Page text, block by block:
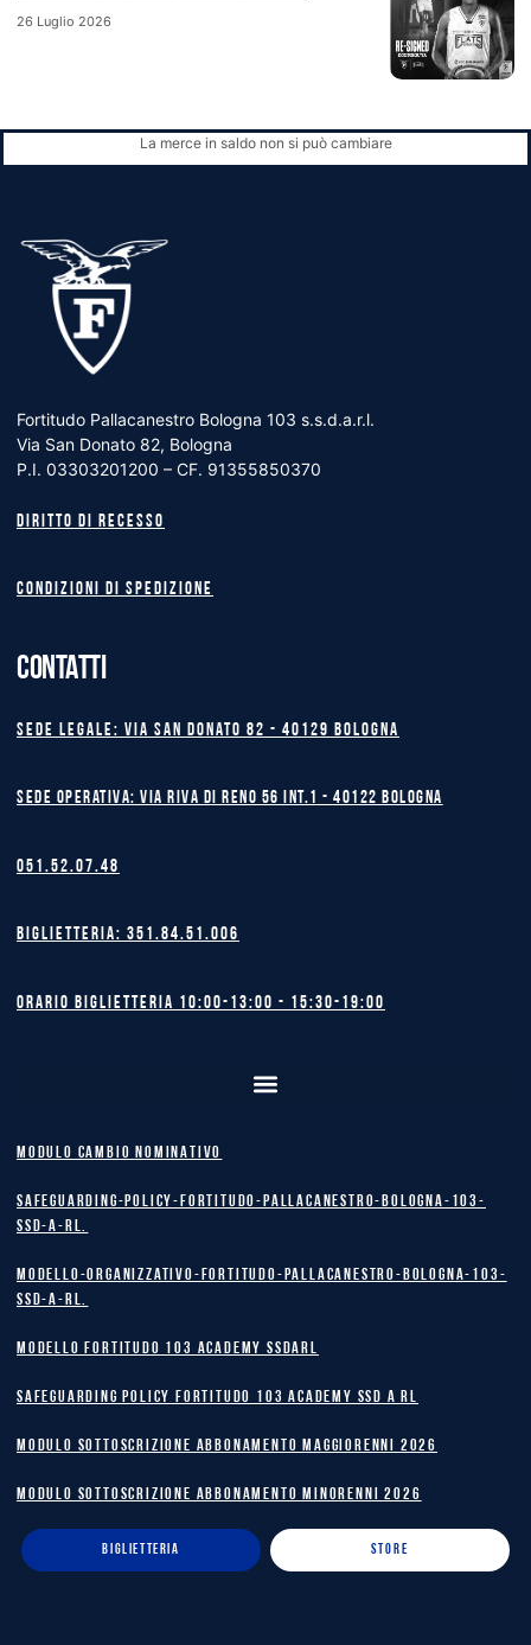
26 Luglio 2026
La merce in saldo non si può cambiare
Fortitudo Pallacanestro Bologna 103 s.s.d.a.r.l.
Via San Donato 82, Bologna
P.I. 03303201200 – CF. 91355850370
Diritto di recesso
Condizioni di spedizione
CONTATTI
Sede legale: Via San Donato 82 - 40129 BOLOGNA
Sede operativa: Via Riva di Reno 56 int.1 - 40122 BOLOGNA
051.52.07.48
Biglietteria: 351.84.51.006
Orario biglietteria 10:00-13:00 - 15:30-19:00
MODULO CAMBIO NOMINATIVO
safeguarding-policy-Fortitudo-Pallacanestro-Bologna-103-
SSD-A-RL.
Modello-Organizzativo-Fortitudo-Pallacanestro-Bologna-103-
SSD-A-RL.
MODELLO FORTITUDO 103 ACADEMY SSDARL
safeguarding policy Fortitudo 103 Academy SSD A RL
MODULO SOTTOSCRIZIONE ABBONAMENTO MAGGIORENNI 2026
MODULO SOTTOSCRIZIONE ABBONAMENTO MINORENNI 2026
BIGLIETTERIA STORE